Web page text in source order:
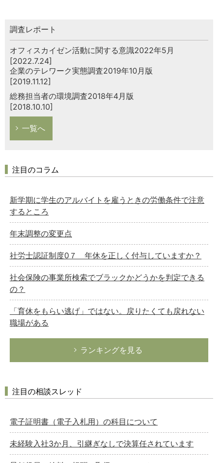
調査レポート
オフィスカイゼン活動に関する意識2022年5月
[2022.7.24]
企業のテレワーク実態調査2019年10月版
[2019.11.12]
総務担当者の環境調査2018年4月版
[2018.10.10]
一覧へ
注目のコラム
新学期に学生のアルバイトを雇うときの労働条件で注意
するところ
年末調整の変更点
社労士認証制度0７ 年休を正しく付与していますか？
社会保険の事業所検索でブラックかどうかを判定できる
の？
「育休をもらい逃げ」ではない。戻りたくても戻れない
職場がある
ランキングを見る
注目の相談スレッド
電子証明書（電子入札用）の科目について
未経験入社3か月、引継ぎなしで決算任されています